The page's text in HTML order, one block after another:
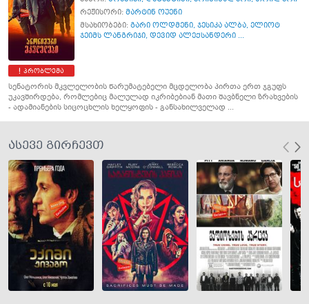
პრობლემა
რეჟისორი: მარტინ ოუენი
მსახიობები: გარი ოლდმენი, ჯესიკა ალბა, ელიოტ
ჯეიმს ლანგრიჯი, დევიდ ალექსანდერი ...
სენატორის მკვლელობის წარუმატებელი მცდელობა პირთა ერთ ჯგუფს
უკავშირდება, რომლებიც მალულად იკრიბებიან მათი შავბნელი ზრახვების
- ადამიანების სიცოცხლის ხელყოფის - განსახილველად ...
ასევე გირჩევთ